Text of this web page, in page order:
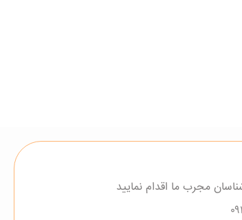
مجرب ما اقدام نمایید